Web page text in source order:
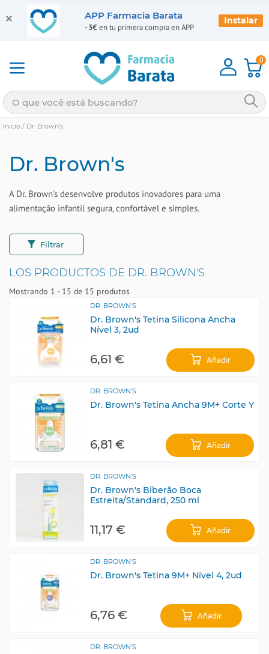
0
Inicio / Dr. Brown's
Dr. Brown's
A Dr. Brown's desenvolve produtos inovadores para uma
alimentação infantil segura, confortável e simples.
Filtrar
LOS PRODUCTOS DE DR. BROWN'S
Mostrando 1 - 15 de 15 produtos
DR. BROWN'S
Dr. Brown's Tetina Silicona Ancha
Nível 3, 2ud
6,61 € Añadir
DR. BROWN'S
Dr. Brown's Tetina Ancha 9M+ Corte Y
6,81 € Añadir
DR. BROWN'S
Dr. Brown's Biberão Boca
Estreita/Standard, 250 ml
11,17 € Añadir
DR. BROWN'S
Dr. Brown's Tetina 9M+ Nível 4, 2ud
6,76 € Añadir
DR. BROWN'S
APP Farmacia Barata
-3€ en tu primera compra en APP
Instalar